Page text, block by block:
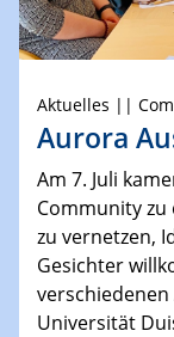
Aktuelles ||
Aurora